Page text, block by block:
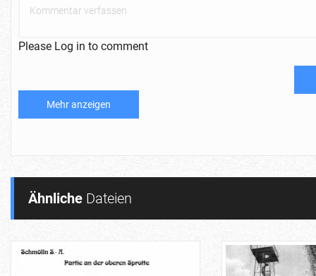
Please Log in to comment
Mehr anzeigen
Ähnliche Dateien